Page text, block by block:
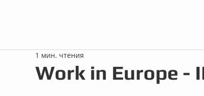
Work in Europe -
1 мин. чтения